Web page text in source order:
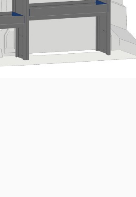
Iveco
Daily
eSuper Jolly